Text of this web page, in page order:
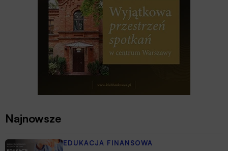
Najnowsze
EDUKACJA FINANSOWA